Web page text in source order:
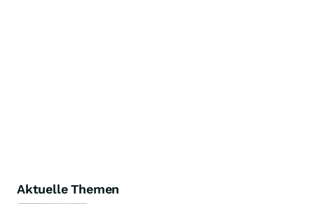
Aktuelle Themen